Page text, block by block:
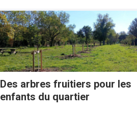
Des arbres fruitiers pour les
enfants du quartier